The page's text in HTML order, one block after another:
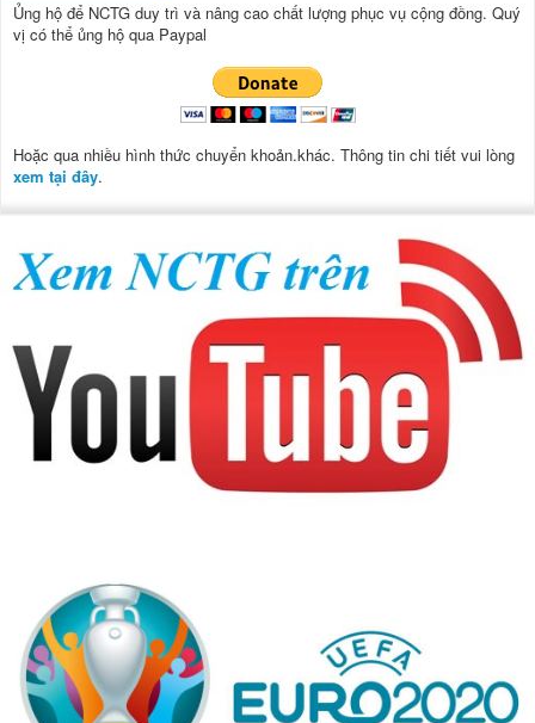
Ủng hộ để NCTG duy trì và nâng cao chất lượng phục vụ cộng đồng. Quý
vị có thể ủng hộ qua Paypal
Hoặc qua nhiều hình thức chuyển khoản.khác. Thông tin chi tiết vui lòng
xem tại đây.